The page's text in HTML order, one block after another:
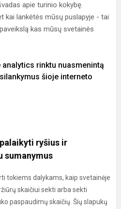
apie turinio kokybę.
kai lankėtės mūsų puslapyje - tai
kas mūsų svetainės
rinktu nuasmenintą
šioje interneto
ryšius ir
sumanymus
tokiems dalykams, kaip svetainėje
skaičiui sekti arba sekti
paspaudimų skaičių. Šių slapukų